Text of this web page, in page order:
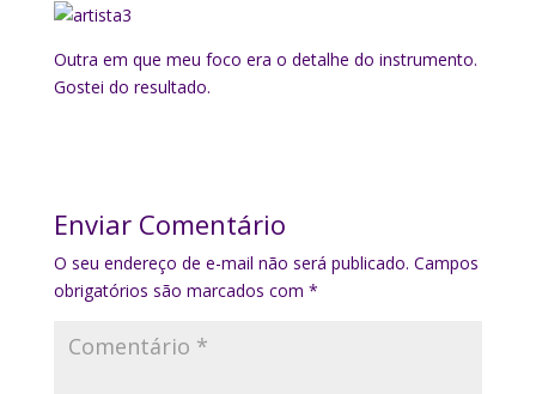
Outra em que meu foco era o detalhe do instrumento.
Gostei do resultado.
Enviar Comentário
O seu endereço de e-mail não será publicado. Campos
obrigatórios são marcados com *